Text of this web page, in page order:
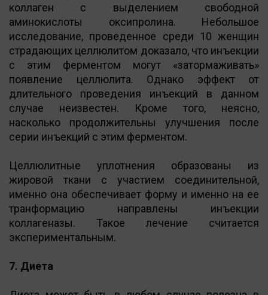
коллаген с выделением свободной
аминокислоты оксипролина. Небольшое
исследование, проведенное среди 10 женщин
страдающих целлюлитом доказало, что инъекции
с этим ферментом могут «затормаживать»
появление целлюлита. Однако эффект от
длительного проведения инъекций в данном
случае неизвестен. Кроме того, неясно,
насколько продолжительны улучшения после
серии инъекций с этим ферментом.
Целлюлитные уплотнения образованы из
жировой ткани с участием соединительной,
именно она обеспечивает форму и именно на ее
транформацию направлены инъекции
коллагеназы. Такое лечение считается
экспериментальным.
7. Диета